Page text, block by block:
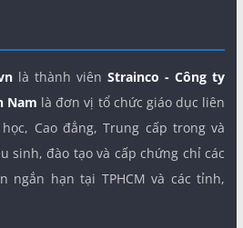
là thành viênStrainco - Công ty
Nam là đơn vị tổ chức giáo dục liên
Cao đẳng, Trung cấp trong và
sinh, đào tạo và cấp chứng chỉ các
ngắn hạn tại TPHCM và các tỉnh,